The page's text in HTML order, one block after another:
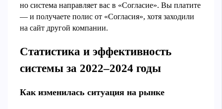
но система направляет вас в «Согласие». Вы платите
— и получаете полис от «Согласия», хотя заходили
на сайт другой компании.
Статистика и эффективность
системы за 2022–2024 годы
Как изменилась ситуация на рынке